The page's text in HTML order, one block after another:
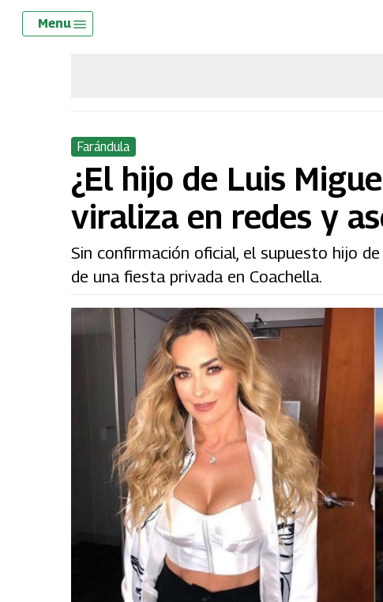
Skip
Menu
Farándula
¿El hijo de Luis
viraliza en redes y
Sin confirmación oficial, el supuesto hijo
de una fiesta privada en Coachella.
Menu